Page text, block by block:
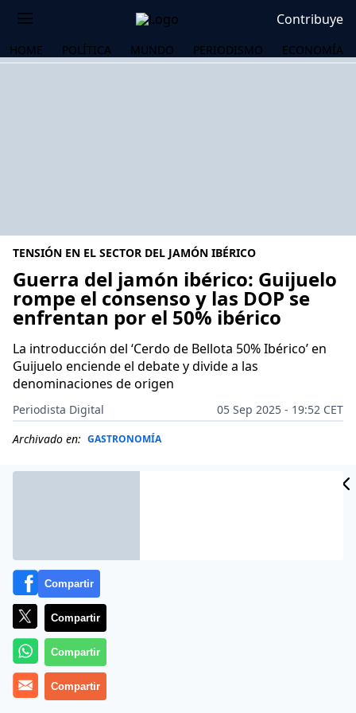
Contribuye
HOME POLÍTICA MUNDO PERIODISMO ECONOMÍA
TENSIÓN EN EL SECTOR DEL JAMÓN IBÉRICO
Guerra del jamón ibérico: Guijuelo
rompe el consenso y las DOP se
enfrentan por el 50% ibérico
La introducción del ‘Cerdo de Bellota 50% Ibérico’ en
Guijuelo enciende el debate y divide a las
denominaciones de origen
Periodista Digital
05 Sep 2025 - 19:52 CET
Archivado en: GASTRONOMÍA
Más información
Compartir
Compartir
Compartir
Compartir